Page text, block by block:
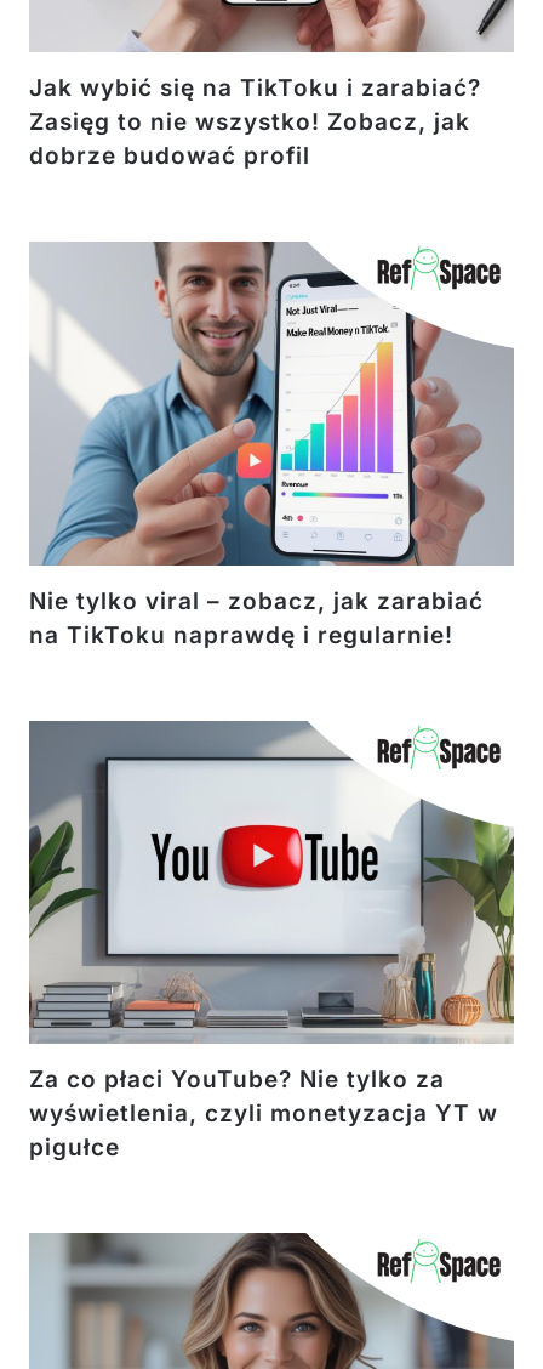
Jak wybić się na TikToku i zarabiać?
Zasięg to nie wszystko! Zobacz, jak
dobrze budować profil
Nie tylko viral – zobacz, jak zarabiać
na TikToku naprawdę i regularnie!
Za co płaci YouTube? Nie tylko za
wyświetlenia, czyli monetyzacja YT w
pigułce